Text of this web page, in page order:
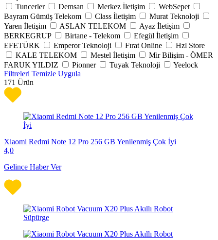
Tuncerler
Demsan Merkez İletişim
WebSepet
Bayram Gümüş Telekom
Class İletişim
Murat Teknoloji
Yaren İletişim
ASLAN TELEKOM
Ayaz İletişim
BERKEGRUP
Birtane - Telekom
Efegül İletişim
EFETÜRK
Emperor Teknoloji Fırat Online
Hzl Store
KALE TELEKOM
Mestel İletişim
Mir Bilişim - ÖMER
FARUK YILDIZ
Pionner Tuyak Teknoloji
Yeelock
Filtreleri Temizle Uygula
171 Ürün
Xiaomi Redmi Note 12 Pro 256 GB Yenilenmiş Çok İyi
4,0
Gelince Haber Ver